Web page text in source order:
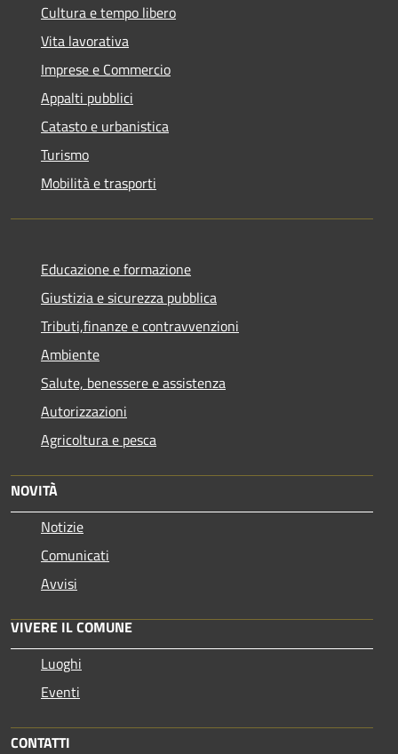
Cultura e tempo libero
Vita lavorativa
Imprese e Commercio
Appalti pubblici
Catasto e urbanistica
Turismo
Mobilità e trasporti
Educazione e formazione
Giustizia e sicurezza pubblica
Tributi,finanze e contravvenzioni
Ambiente
Salute, benessere e assistenza
Autorizzazioni
Agricoltura e pesca
NOVITÀ
Notizie
Comunicati
Avvisi
VIVERE IL COMUNE
Luoghi
Eventi
CONTATTI